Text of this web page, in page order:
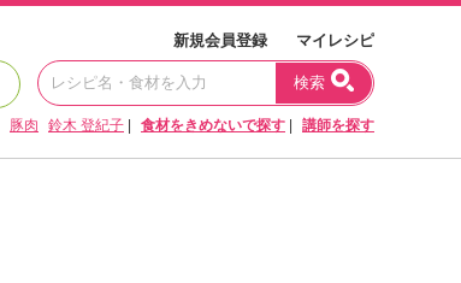
新規会員登録 マイレシピ
検索
豚肉 鈴木 登紀子 食材をきめないで探す 講師を探す